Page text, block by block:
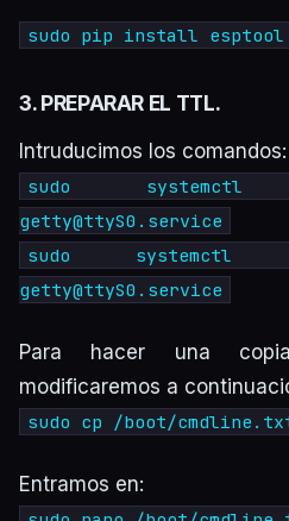
sudo pip install esptool
3. PREPARAR EL TTL.
Intruducimos los comandos:
sudo
getty@ttyS0.service
sudo
getty@ttyS0.service
Para hacer una
modificaremos a
sudo cp /boot/
Entramos en: